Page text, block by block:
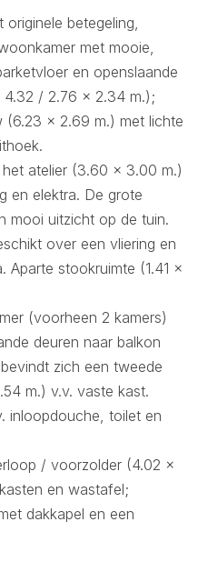
betegeling,
met mooie,
en openslaande
4.32 / 2.76 x 2.34 m.);
(6.23 x 2.69 m.) met lichte
atelier (3.60 x 3.00 m.)
en elektra. De grote
mooi uitzicht op de tuin.
over een vliering en
Aparte stookruimte (1.41 x
(voorheen 2 kamers)
deuren naar balkon
zich een tweede
m.) v.v. vaste kast.
inloopdouche, toilet en
/ voorzolder (4.02 x
en wastafel;
dakkapel en een